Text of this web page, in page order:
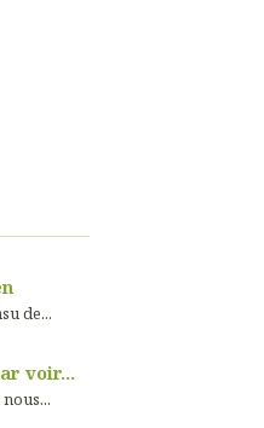
de...
voir...